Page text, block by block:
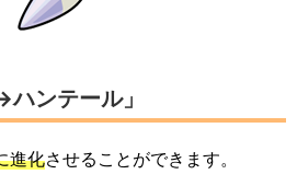
ンテール」
進化させることができます。